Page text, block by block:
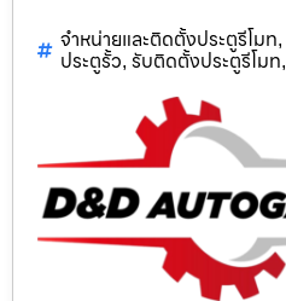
จำหน่ายและติดตั้งประตูรีโมท,
ประตูรั้ว, รับติดตั้งประตูรีโมท,